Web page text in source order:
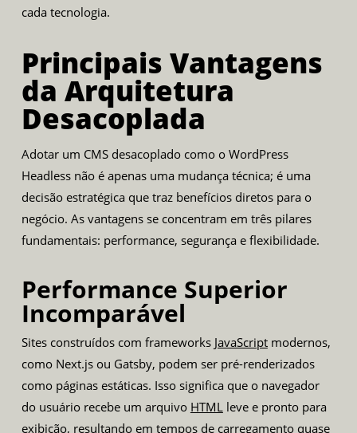
cada tecnologia.
Principais Vantagens
da Arquitetura
Desacoplada
Adotar um CMS desacoplado como o WordPress
Headless não é apenas uma mudança técnica; é uma
decisão estratégica que traz benefícios diretos para o
negócio. As vantagens se concentram em três pilares
fundamentais: performance, segurança e flexibilidade.
Performance Superior
Incomparável
Sites construídos com frameworks JavaScriptmodernos,
como Next.js ou Gatsby, podem ser pré-renderizados
como páginas estáticas. Isso significa que o navegador
do usuário recebe um arquivo HTML leve e pronto para
exibição, resultando em tempos de carregamento quase